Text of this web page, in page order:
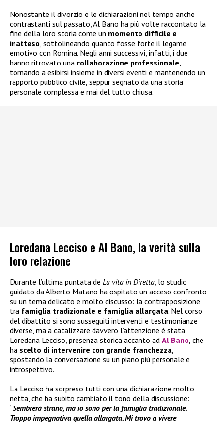
Nonostante il divorzio e le dichiarazioni nel tempo anche
contrastanti sul passato, Al Bano ha più volte raccontato la
fine della loro storia come un momento difficile e
inatteso , sottolineando quanto fosse forte il legame
emotivo con Romina. Negli anni successivi, infatti, i due
hanno ritrovato una collaborazione professionale
tornando a esibirsi insieme in diversi eventi e mantenendo un
rapporto pubblico civile, seppur segnato da una storia
personale complessa e mai del tutto chiusa.
Loredana Lecciso e Al Bano, la verità sulla
loro relazione
Durante l’ultima puntata de La vita in Diretta, lo studio
guidato da Alberto Matano ha ospitato un acceso confronto
su un tema delicato e molto discusso: la contrapposizione
tra famiglia tradizionale e famiglia allargata. Nel corso
del dibattito si sono susseguiti interventi e testimonianze
diverse, ma a catalizzare davvero l’attenzione è stata
Loredana Lecciso, presenza storica accanto ad Al Bano, che
ha scelto di intervenire con grande franchezza,
spostando la conversazione su un piano più personale e
introspettivo.
La Lecciso ha sorpreso tutti con una dichiarazione molto
netta, che ha subito cambiato il tono della discussione:
“Sembrerà strano, ma io sono per la famiglia tradizionale.
Troppo impegnativa quella allargata. Mi trovo a vivere